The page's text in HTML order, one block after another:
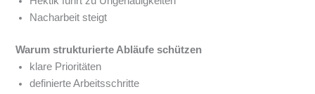
Nacharbeit steigt
Warum strukturierte Abläufe schützen
klare Prioritäten
definierte Arbeitsschritte